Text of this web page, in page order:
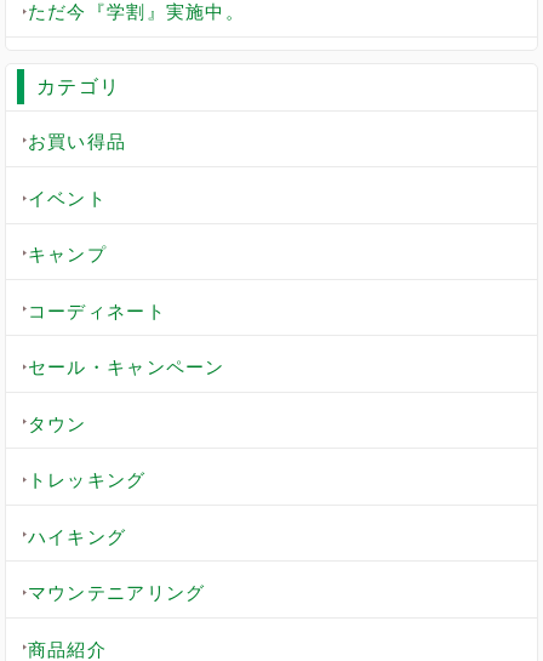
ただ今『学割』実施中。
カテゴリ
お買い得品
イベント
キャンプ
コーディネート
セール・キャンペーン
タウン
トレッキング
ハイキング
マウンテニアリング
商品紹介